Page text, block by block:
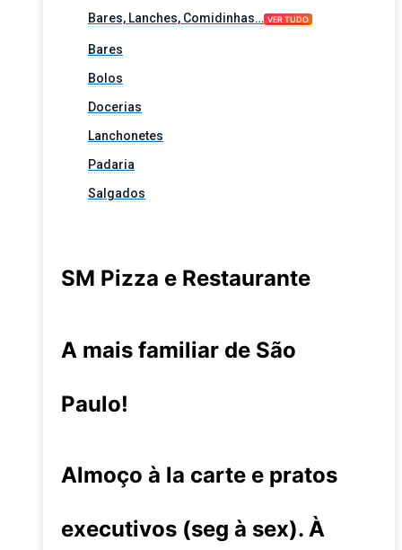
Bares, Lanches, Comidinhas… VER TUDO
Bares
Bolos
Docerias
Lanchonetes
Padaria
Salgados
SM Pizza e Restaurante
A mais familiar de São
Paulo!
Almoço à la carte e pratos
executivos (seg à sex). À